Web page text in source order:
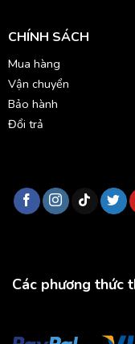
CHÍNH SÁCH
Mua hàng
Vận chuyển
Bảo hành
Đổi trả
Các phương thức